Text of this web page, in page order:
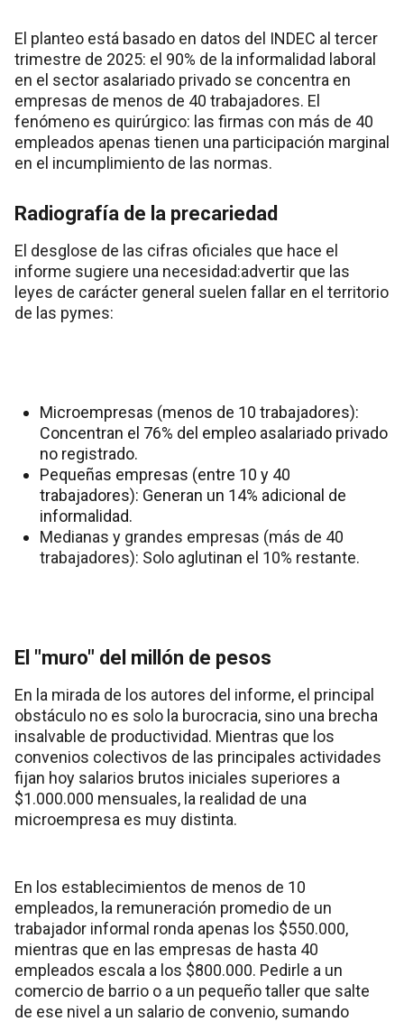
El planteo está basado en datos del INDEC al tercer
trimestre de 2025: el 90% de la informalidad laboral
en el sector asalariado privado se concentra en
empresas de menos de 40 trabajadores. El
fenómeno es quirúrgico: las firmas con más de 40
empleados apenas tienen una participación marginal
en el incumplimiento de las normas.
Radiografía de la precariedad
El desglose de las cifras oficiales que hace el
informe sugiere una necesidad:advertir que las
leyes de carácter general suelen fallar en el territorio
de las pymes:
Microempresas (menos de 10 trabajadores):
Concentran el 76% del empleo asalariado privado
no registrado.
Pequeñas empresas (entre 10 y 40
trabajadores): Generan un 14% adicional de
informalidad.
Medianas y grandes empresas (más de 40
trabajadores): Solo aglutinan el 10% restante.
El "muro" del millón de pesos
En la mirada de los autores del informe, el principal
obstáculo no es solo la burocracia, sino una brecha
insalvable de productividad. Mientras que los
convenios colectivos de las principales actividades
fijan hoy salarios brutos iniciales superiores a
$1.000.000 mensuales, la realidad de una
microempresa es muy distinta.
En los establecimientos de menos de 10
empleados, la remuneración promedio de un
trabajador informal ronda apenas los $550.000,
mientras que en las empresas de hasta 40
empleados escala a los $800.000. Pedirle a un
comercio de barrio o a un pequeño taller que salte
de ese nivel a un salario de convenio, sumando